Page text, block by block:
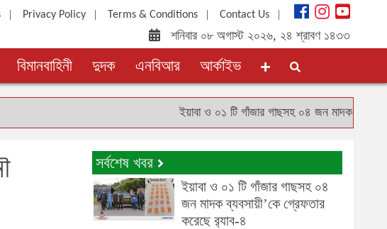
| Privacy Policy| Terms & Conditions| Contact Us|
শনিবার ০৮ অগাস্ট ২০২৬, ২৪ শ্রাবণ ১৪৩৩
বিমানবাহিনী দুদক এনবিআর আর্কাইভ
ইয়াবা ও ০১ টি গাঁজার গাছসহ ০৪ জন মাদক
সর্বশেষ খবর
ইয়াবা ও ০১ টি গাঁজার গাছসহ ০৪
জন মাদক ব্যবসায়ী’কে গ্রেফতার
করেছে র‌্যাব-৪